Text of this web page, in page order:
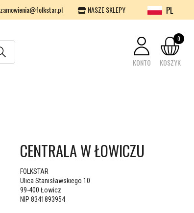
zamowienia@folkstar.pl NASZE SKLEPY PL
KONTO KOSZYK
0
CENTRALA W ŁOWICZU
FOLKSTAR
Ulica Stanisławskiego 10
99-400 Łowicz
NIP 8341893954